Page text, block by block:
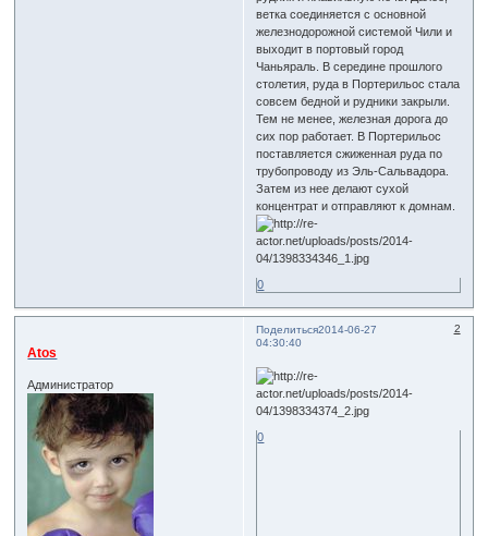
ветка соединяется с основной
железнодорожной системой Чили и
выходит в портовый город
Чаньяраль. В середине прошлого
столетия, руда в Портерильос стала
совсем бедной и рудники закрыли.
Тем не менее, железная дорога до
сих пор работает. В Портерильос
поставляется сжиженная руда по
трубопроводу из Эль-Сальвадора.
Затем из нее делают сухой
концентрат и отправляют к домнам.
0
Поделиться 2
2014-06-27
04:30:40
Atos
Администратор
0